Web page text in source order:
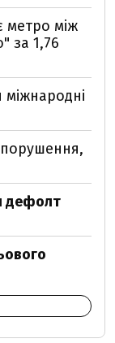
метро між
за 1,76
міжнародні
дефолт